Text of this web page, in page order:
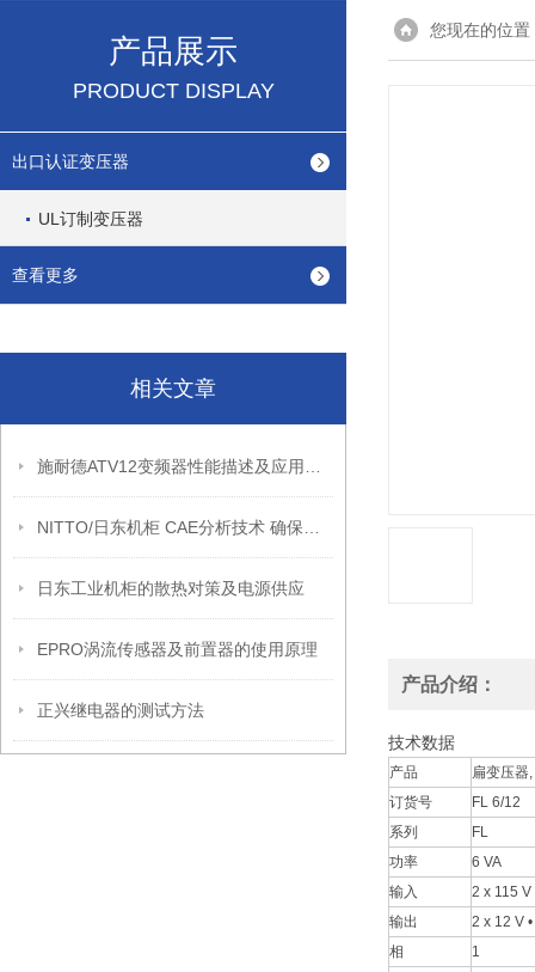
产品展示
PRODUCT DISPLAY
出口认证变压器
UL订制变压器
查看更多
相关文章
日东工业机柜的散热对策及电源供应
EPRO涡流传感器及前置器的使用原理
正兴继电器的测试方法
您现在的位置
产品介绍：
技术数据
产品
扁变压器
订货号
FL 6/12
系列
FL
功率
6 VA
输入
2 x 115 V
输出
2 x 12 V
相
1